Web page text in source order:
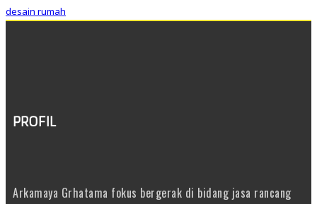
desain rumah
PROFIL
Arkamaya Grhatama fokus bergerak di bidang jasa rancang